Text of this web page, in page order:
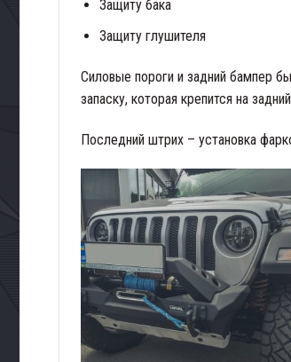
Защиту бака
Защиту глушителя
Силовые пороги и задний бампер
запаску, которая крепится на
Последний штрих – установка